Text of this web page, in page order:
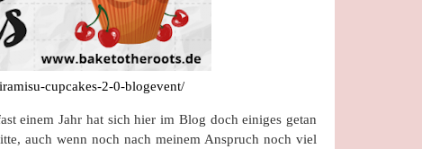
cupcakes-2-0-blogevent/
einem Jahr hat sich hier im Blog doch einiges getan
auch wenn noch nach meinem Anspruch noch viel